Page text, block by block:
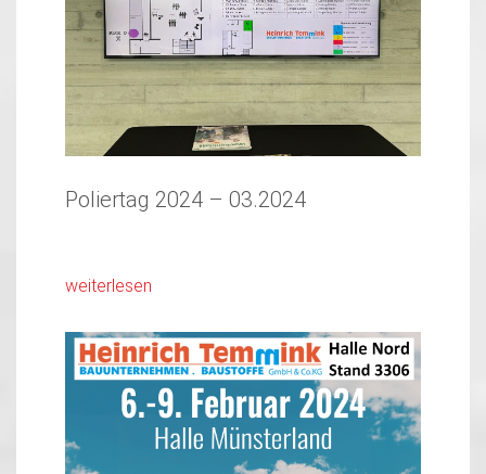
Poliertag 2024 – 03.2024
weiterlesen